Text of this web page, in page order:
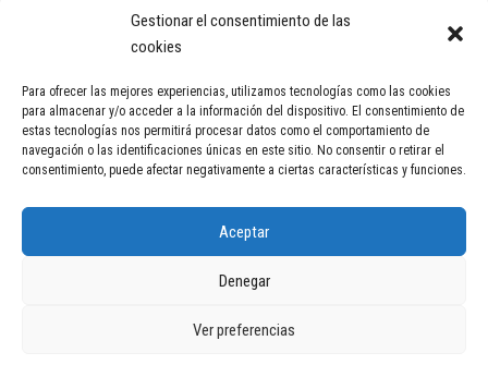
Gestionar el consentimiento de las
cookies
Para ofrecer las mejores experiencias, utilizamos tecnologías como las cookies
para almacenar y/o acceder a la información del dispositivo. El consentimiento de
estas tecnologías nos permitirá procesar datos como el comportamiento de
navegación o las identificaciones únicas en este sitio. No consentir o retirar el
consentimiento, puede afectar negativamente a ciertas características y funciones.
Aceptar
Denegar
Ver preferencias
Aviso Legal Política de privacidad Política de Cookies
Contacto
© 2026 Transportadores industriales en España | Cintas y soluciones